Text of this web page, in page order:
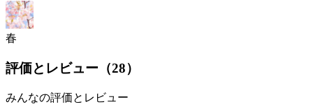
春
評価とレビュー（28）
みんなの評価とレビュー